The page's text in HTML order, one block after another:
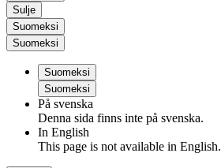
Sulje
Suomeksi
Suomeksi
Suomeksi
Suomeksi
På svenska
Denna sida finns inte på svenska.
In English
This page is not available in English.